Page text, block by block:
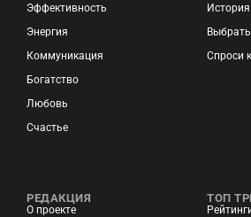
Эффективность
Энергия
Коммуникация
Богатство
Любовь
Счастье
История
Спроси
РЕДАКЦИЯ
О проекте
ТОП